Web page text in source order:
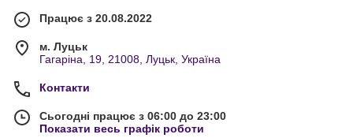
Працює з 20.08.2022
м. Луцьк
Гагаріна, 19, 21008, Луцьк, Україна
Контакти
Сьогодні працює з 06:00 до 23:00
Показати весь графік роботи